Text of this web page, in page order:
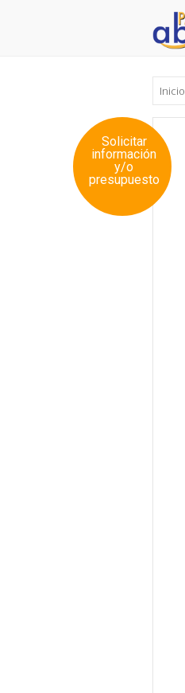
Inicio
Solicitar
información
y/o
presupuesto